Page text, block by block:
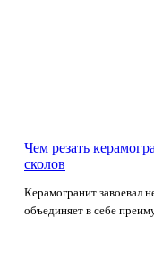
Чем резать
сколов
Керамогранит завоевал
объединяет в себе